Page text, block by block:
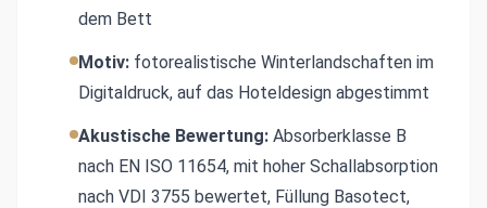
dem Bett
Motiv: fotorealistische Winterlandschaften im
Digitaldruck, auf das Hoteldesign abgestimmt
Akustische Bewertung: Absorberklasse B
nach EN ISO 11654, mit hoher Schallabsorption
nach VDI 3755 bewertet, Füllung Basotect,